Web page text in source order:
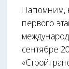
Напомним,
первого
сентябре